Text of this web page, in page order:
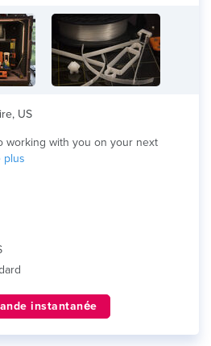
US
working with you on your next
plus
instantanée